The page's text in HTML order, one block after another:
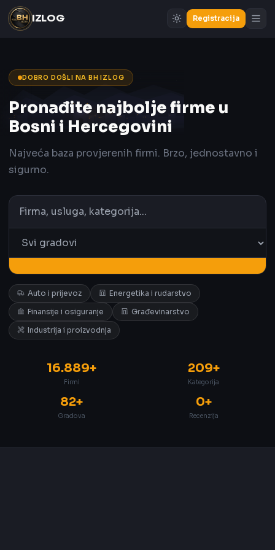
IZLOG Registracija
DOBRO DOŠLI NA BH IZLOG
Pronađite najbolje firme u
Bosni i Hercegovini
Najveća baza provjerenih firmi. Brzo, jednostavno i
sigurno.
Auto i prijevoz
Energetika i rudarstvo
Finansije i osiguranje
Građevinarstvo
Industrija i proizvodnja
16.889+
Firmi
209+
Kategorija
82+
Gradova
0+
Recenzija